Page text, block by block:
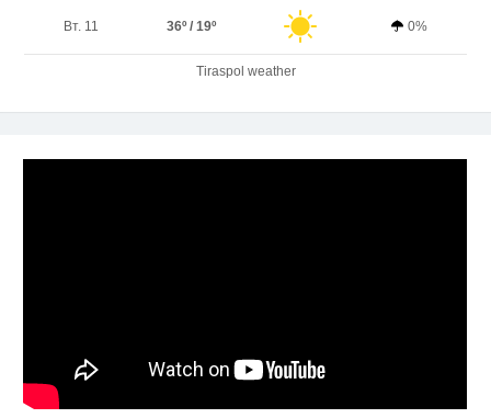
Вт. 11 36º / 19º 0%
Tiraspol weather